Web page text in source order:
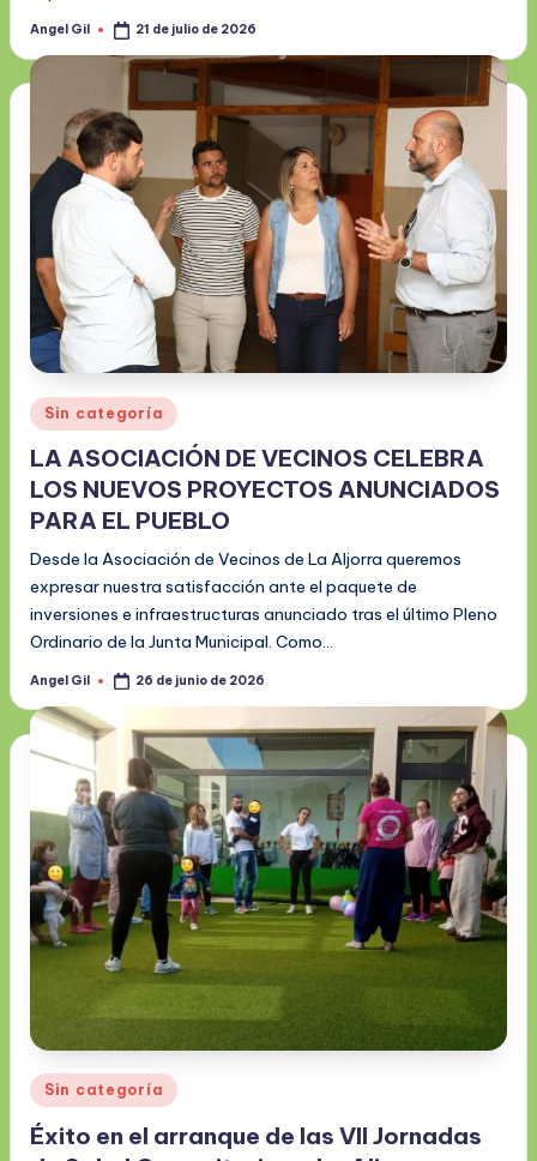
Publicado
Angel Gil 21 de julio de 2026
Publicado
en
Sin categoría
LA ASOCIACIÓN DE VECINOS CELEBRA
LOS NUEVOS PROYECTOS ANUNCIADOS
PARA EL PUEBLO
Desde la Asociación de Vecinos de La Aljorra queremos
expresar nuestra satisfacción ante el paquete de
inversiones e infraestructuras anunciado tras el último Pleno
Ordinario de la Junta Municipal. Como…
Publicado
Angel Gil 26 de junio de 2026
Publicado
en
Sin categoría
Éxito en el arranque de las VII Jornadas